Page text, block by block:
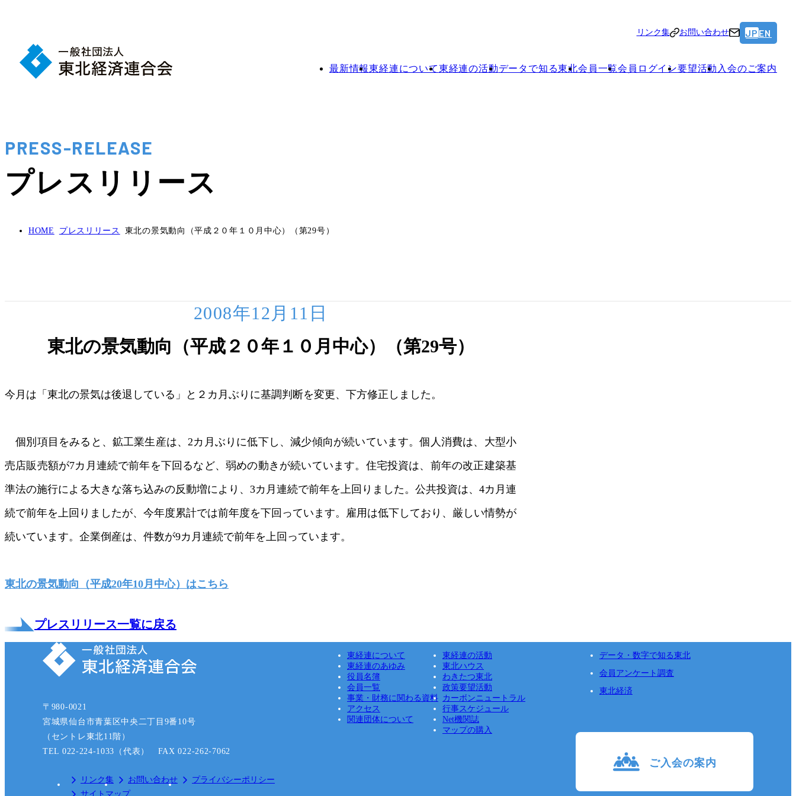
リンク集 お問い合わせ JP EN
最新情報東経連について東経連の活動データで知る東北会員一覧会員ログイン要望活動 入会のご案内
PRESS-RELEASE
プレスリリース
HOME プレスリリース 東北の景気動向（平成２０年１０月中心）（第29号）
2008年12月11日
東北の景気動向（平成２０年１０月中心）（第29号）
今月は「東北の景気は後退している」と２カ月ぶりに基調判断を変更、下方修正しました。
個別項目をみると、鉱工業生産は、2カ月ぶりに低下し、減少傾向が続いています。個人消費は、大型小
売店販売額が7カ月連続で前年を下回るなど、弱めの動きが続いています。住宅投資は、前年の改正建築基
準法の施行による大きな落ち込みの反動増により、3カ月連続で前年を上回りました。公共投資は、4カ月連
続で前年を上回りましたが、今年度累計では前年度を下回っています。雇用は低下しており、厳しい情勢が
続いています。企業倒産は、件数が9カ月連続で前年を上回っています。
東北の景気動向（平成20年10月中心）はこちら
プレスリリース一覧に戻る
〒980-0021
宮城県仙台市青葉区中央二丁目9番10号
（セントレ東北11階）
TEL 022-224-1033（代表） FAX 022-262-7062
リンク集 お問い合わせ
プライバシーポリシー
サイトマップ
東経連について
東経連の活動
東経連のあゆみ
東北ハウス
役員名簿
わきたつ東北
会員一覧
政策要望活動
事業・財務に関わる資料 カーボンニュートラル
アクセス
行事スケジュール
関連団体について
Net機関誌
マップの購入
データ・数字で知る東北
会員アンケート調査
東北経済